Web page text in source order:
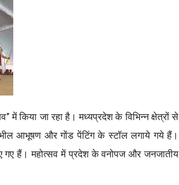
में किया जा रहा है। मध्यप्रदेश के विभिन्न क्षेत्रों से
भील आभूषण और गोंड पेंटिंग के स्टॉल लगाये गये हैं।
गए हैं। महोत्सव में प्रदेश के वनोपज और जनजातीय